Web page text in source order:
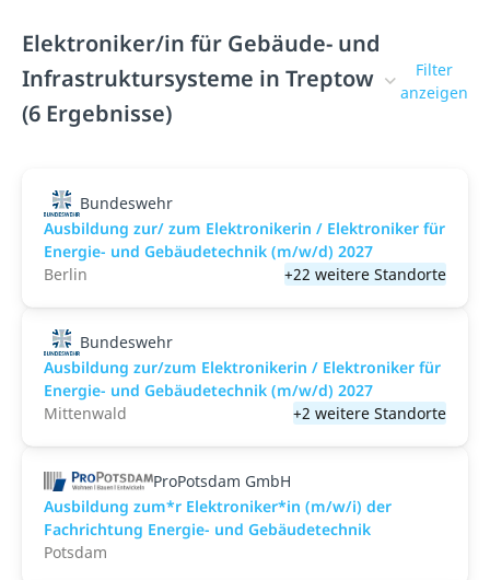
Elektroniker/in für Gebäude- und
Infrastruktursysteme in Treptow
(6 Ergebnisse)
Filter
anzeigen
Bundeswehr
Ausbildung zur/ zum Elektronikerin / Elektroniker für
Energie- und Gebäudetechnik (m/w/d) 2027
Berlin
+22 weitere Standorte
Bundeswehr
Ausbildung zur/zum Elektronikerin / Elektroniker für
Energie- und Gebäudetechnik (m/w/d) 2027
Mittenwald
+2 weitere Standorte
ProPotsdam GmbH
Ausbildung zum*r Elektroniker*in (m/w/i) der
Fachrichtung Energie- und Gebäudetechnik
Potsdam